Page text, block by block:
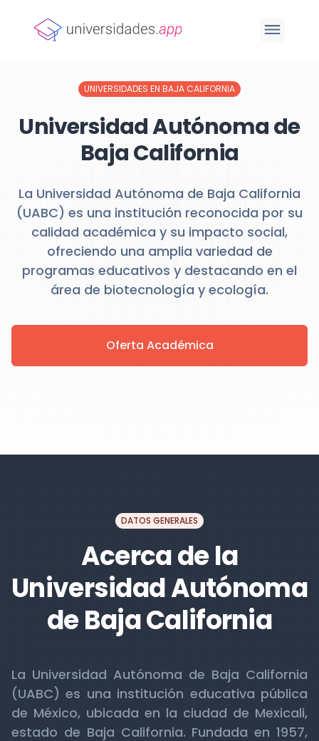
UNIVERSIDADES EN BAJA CALIFORNIA
Universidad Autónoma de
Baja California
La Universidad Autónoma de Baja California
(UABC) es una institución reconocida por su
calidad académica y su impacto social,
ofreciendo una amplia variedad de
programas educativos y destacando en el
área de biotecnología y ecología.
Oferta Académica
DATOS GENERALES
Acerca de la
Universidad Autónoma
de Baja California
La Universidad Autónoma de Baja California
(UABC) es una institución educativa pública
de México, ubicada en la ciudad de Mexicali,
estado de Baja California. Fundada en 1957,